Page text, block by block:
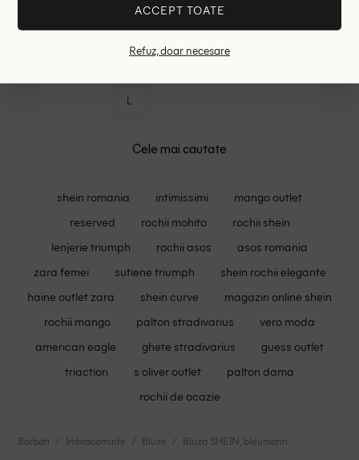
Bluza ASOS, albastru
27.06 lei 71.90 lei
L
Cele mai cautate
shein romania intimissimi
mango outlet
reserved
rochii mohito
rochii shein
lenjerie triumph
rochii asos
asos romania
zara femei
sutiene triumph
shein rochii elegante
haine outlet zara
shein curve
magazin online shein
rochii mango
palton stradivarius
vero moda
american eagle
ghete stradivarius
guess outlet
triaction
s oliver outlet
palton dama
rochii de ocazie
Barbati Imbracaminte Bluze Bluza SHEIN, bleumarin
ACCEPT TOATE
Refuz, doar necesare